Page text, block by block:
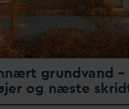
grundvand –
og næste